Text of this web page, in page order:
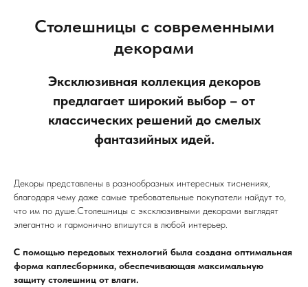
Столешницы с современными
декорами
Эксклюзивная коллекция декоров
предлагает широкий выбор – от
классических решений до смелых
фантазийных идей.
Декоры представлены в разнообразных интересных тиснениях,
благодаря чему даже самые требовательные покупатели найдут то,
что им по душе.Столешницы с эксклюзивными декорами выглядят
элегантно и гармонично впишутся в любой интерьер.
С помощью передовых технологий была создана оптимальная
форма каплесборника, обеспечивающая максимальную
защиту столешниц от влаги.